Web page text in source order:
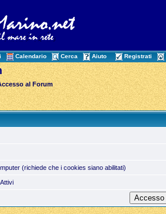
Calendario Cerca Aiuto Registrati
al Forum
(richiede che i cookies siano abilitati)